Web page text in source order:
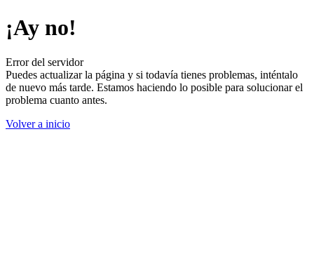
¡Ay no!
Error del servidor
Puedes actualizar la página y si todavía tienes problemas, inténtalo
de nuevo más tarde. Estamos haciendo lo posible para solucionar el
problema cuanto antes.
Volver a inicio